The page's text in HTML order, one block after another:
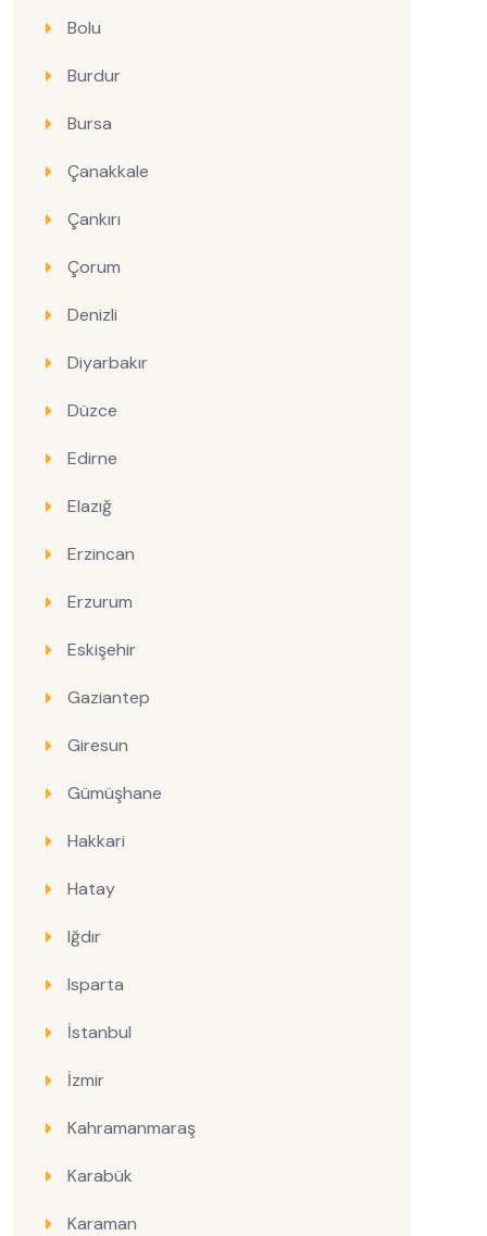
Bolu
Burdur
Bursa
Çanakkale
Çankırı
Çorum
Denizli
Diyarbakır
Düzce
Edirne
Elazığ
Erzincan
Erzurum
Eskişehir
Gaziantep
Giresun
Gümüşhane
Hakkari
Hatay
Iğdır
Isparta
İstanbul
İzmir
Kahramanmaraş
Karabük
Karaman